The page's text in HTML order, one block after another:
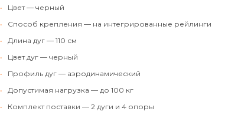
•
Цвет — черный
•
Способ крепления — на интегрированные рейлинги
•
Длина дуг — 110 см
•
Цвет дуг — черный
•
Профиль дуг — аэродинамический
•
Допустимая нагрузка — до 100 кг
•
Комплект поставки — 2 дуги и 4 опоры